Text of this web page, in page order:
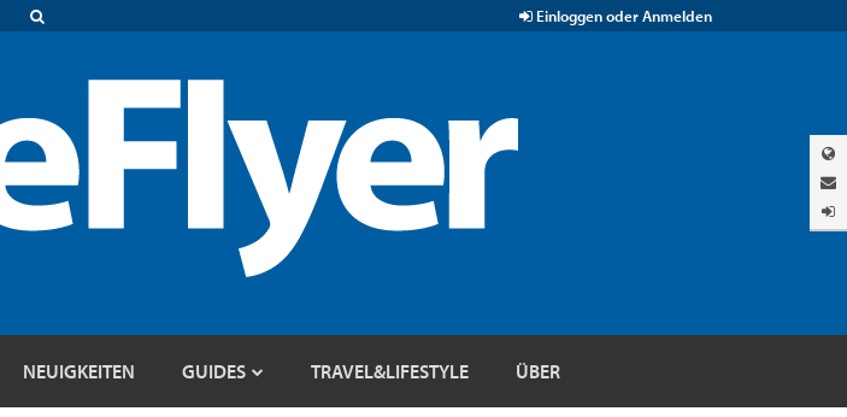
Einloggen oder Anmelden
NEUIGKEITEN GUIDES TRAVEL&LIFESTYLE ÜBER